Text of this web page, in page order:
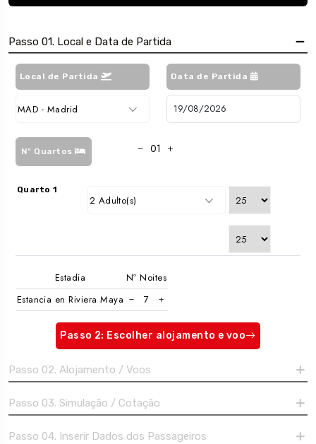
Passo 01. Local e Data de Partida
Local de Partida
MAD - Madrid
Data de Partida
Nº Quartos
Quarto 1
2 Adulto(s)
Estadia
Nº Noites
Estancia en Riviera Maya
Passo 2: Escolher alojamento e voo
Passo 02. Alojamento / Voos
Passo 03. Simulação / Cotação
Passo 04. Inserir Dados dos Passageiros